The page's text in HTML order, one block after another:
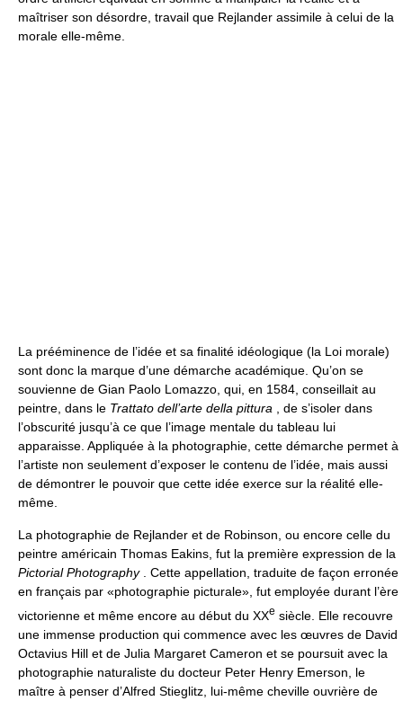
maîtriser son désordre, travail que Rejlander assimile à celui de la
morale elle-même.
La prééminence de l’idée et sa finalité idéologique (la Loi morale)
sont donc la marque d’une démarche académique. Qu’on se
souvienne de Gian Paolo Lomazzo, qui, en 1584, conseillait au
peintre, dans le Trattato dell’arte della pittura , de s’isoler dans
l’obscurité jusqu’à ce que l’image mentale du tableau lui
apparaisse. Appliquée à la photographie, cette démarche permet à
l’artiste non seulement d’exposer le contenu de l’idée, mais aussi
de démontrer le pouvoir que cette idée exerce sur la réalité elle-
même.
La photographie de Rejlander et de Robinson, ou encore celle du
peintre américain Thomas Eakins, fut la première expression de la
Pictorial Photography. Cette appellation, traduite de façon erronée
en français par «photographie picturale», fut employée durant l’ère
victorienne et même encore au début du XXe siècle. Elle recouvre
une immense production qui commence avec les œuvres de David
Octavius Hill et de Julia Margaret Cameron et se poursuit avec la
photographie naturaliste du docteur Peter Henry Emerson, le
maître à penser d’Alfred Stieglitz, lui-même cheville ouvrière de